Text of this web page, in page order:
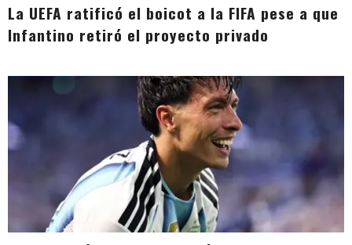
La UEFA ratificó el boicot a la FIFA pese a que
Infantino retiró el proyecto privado